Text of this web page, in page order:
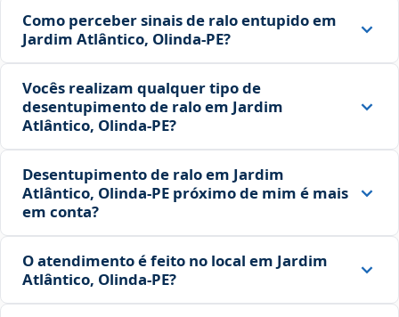
Como perceber sinais de ralo entupido em
Jardim Atlântico, Olinda‑PE?
Vocês realizam qualquer tipo de
desentupimento de ralo em Jardim
Atlântico, Olinda‑PE?
Desentupimento de ralo em Jardim
Atlântico, Olinda‑PE próximo de mim é mais
em conta?
O atendimento é feito no local em Jardim
Atlântico, Olinda‑PE?